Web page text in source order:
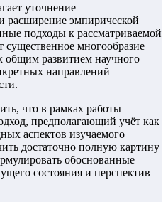
уточнение
расширение эмпирической
подходы к рассматриваемой
многообразие
общим развитием научного
направлений
что в рамках работы
предполагающий учёт как
аспектов изучаемого
достаточно полную картину
обоснованные
состояния и перспектив